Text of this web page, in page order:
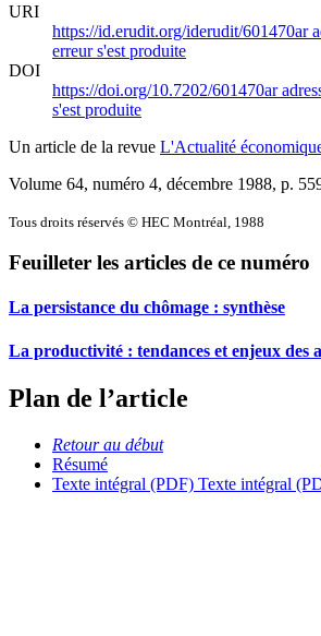
URI
https://id.erudit.org/iderudit/601470ar
erreur s'est produite
DOI
https://doi.org/10.7202/601470ar
s'est produite
Un article de la revue L'Actualité
Volume 64, numéro 4, décembre 1988, p.
Tous droits réservés © HEC Montréal, 1988
Feuilleter les articles de ce numéro
La persistance du chômage : synthèse
La productivité : tendances et enjeux des
Plan de l’article
Retour au début
Résumé
Texte intégral (PDF) Texte intégral